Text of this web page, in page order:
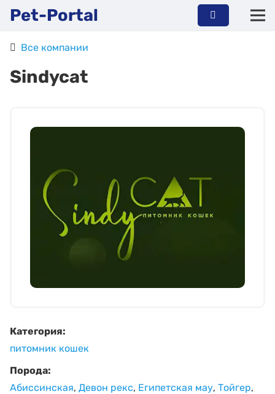
Pet-Portal
Все компании
Sindycat
Категория:
питомник кошек
Порода:
Абиссинская, Девон рекс, Египетская мау, Тойгер,